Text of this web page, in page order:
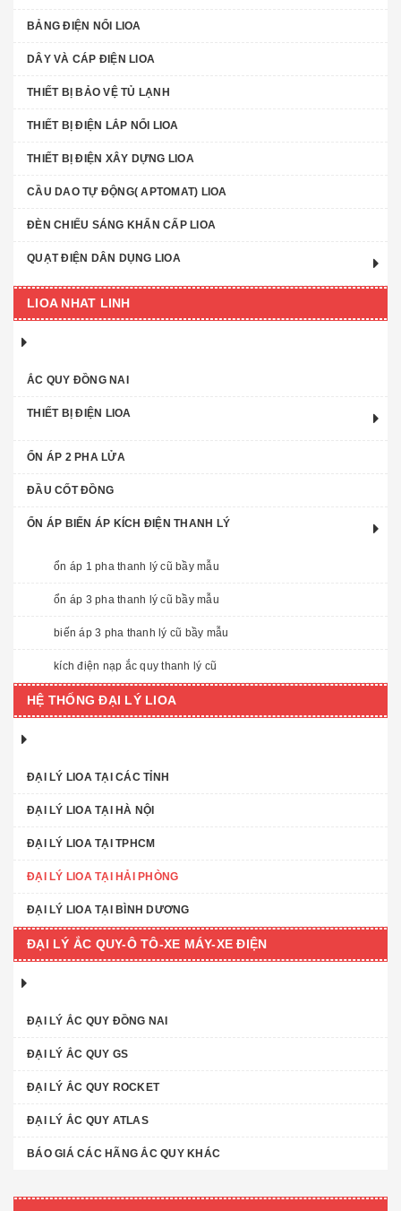
BẢNG ĐIỆN NỔI LIOA
DÂY VÀ CÁP ĐIỆN LIOA
THIẾT BỊ BẢO VỆ TỦ LẠNH
THIẾT BỊ ĐIỆN LẮP NỔI LIOA
THIẾT BỊ ĐIỆN XÂY DỰNG LIOA
CẦU DAO TỰ ĐỘNG( APTOMAT) LIOA
ĐÈN CHIẾU SÁNG KHẨN CẤP LIOA
QUẠT ĐIỆN DÂN DỤNG LIOA
LIOA NHAT LINH
ẮC QUY ĐỒNG NAI
THIẾT BỊ ĐIỆN LIOA
ỔN ÁP 2 PHA LỬA
ĐẦU CỐT ĐỒNG
ỔN ÁP BIẾN ÁP KÍCH ĐIỆN THANH LÝ
ổn áp 1 pha thanh lý cũ bầy mẫu
ổn áp 3 pha thanh lý cũ bầy mẫu
biến áp 3 pha thanh lý cũ bầy mẫu
kích điện nạp ắc quy thanh lý cũ
HỆ THỐNG ĐẠI LÝ LIOA
ĐẠI LÝ LIOA TẠI CÁC TỈNH
ĐẠI LÝ LIOA TẠI HÀ NỘI
ĐẠI LÝ LIOA TẠI TPHCM
ĐẠI LÝ LIOA TẠI HẢI PHÒNG
ĐẠI LÝ LIOA TẠI BÌNH DƯƠNG
ĐẠI LÝ ẮC QUY-Ô TÔ-XE MÁY-XE ĐIỆN
ĐẠI LÝ ẮC QUY ĐỒNG NAI
ĐẠI LÝ ẮC QUY GS
ĐẠI LÝ ẮC QUY ROCKET
ĐẠI LÝ ẮC QUY ATLAS
BÁO GIÁ CÁC HÃNG ẮC QUY KHÁC